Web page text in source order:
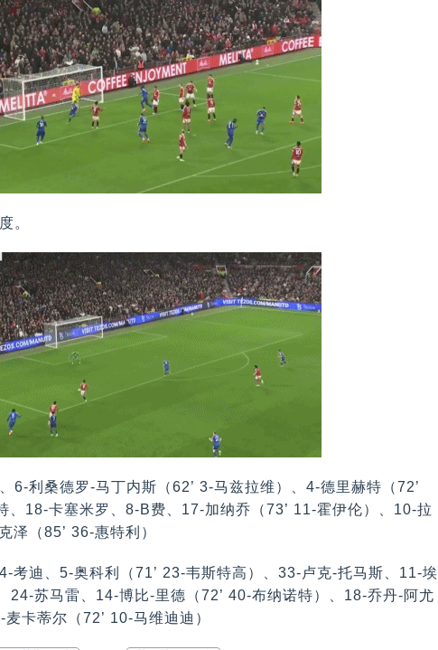
。
6-利桑德罗-马丁内斯（62’ 3-马兹拉维）、4-德里赫特（72’
18-卡塞米罗、8-B费、17-加纳乔（73’ 11-霍伊伦）、10-拉
泽（85’ 36-惠特利）
考迪、5-奥科利（71’ 23-韦斯特高）、33-卢克-托马斯、11-埃
24-苏马雷、14-博比-里德（72’ 40-布纳诺特）、18-乔丹-阿尤
卡蒂尔（72’ 10-马维迪迪）